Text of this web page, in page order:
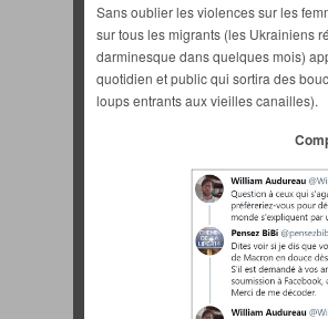
Sans oublier les violences sur les
sur tous les migrants (les Ukrainiens
darminesque dans quelques mois)
quotidien et public qui sortira des
loups entrants aux vieilles canailles).